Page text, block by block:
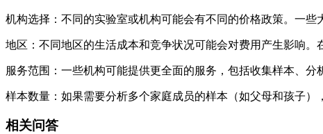
机构选择：不同的实验室或机构可能会有不同的价格政策。一
地区：不同地区的生活成本和竞争状况可能会对费用产生影响。
服务范围：一些机构可能提供更全面的服务，包括收集样本、分
样本数量：如果需要分析多个家庭成员的样本（如父母和孩子）
相关问答